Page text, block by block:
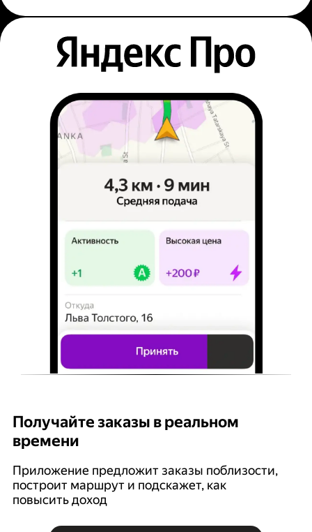
Получайте заказы в реальном
времени
Приложение предложит заказы поблизости,
построит маршрут и подскажет, как
повысить доход